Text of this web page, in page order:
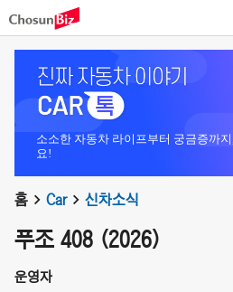
소소한 자동차 라이프부터 궁금증까
요!
홈 Car 신차소식
푸조 408 (2026)
운영자